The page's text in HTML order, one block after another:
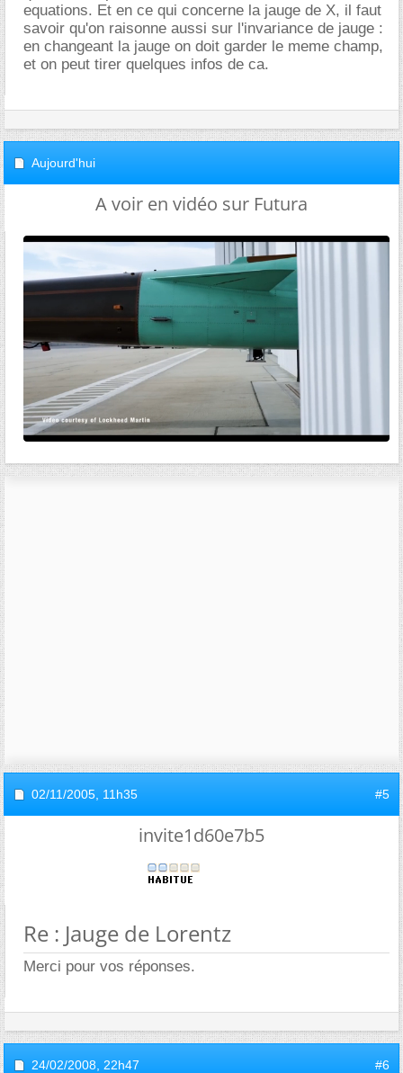
equations. Et en ce qui concerne la jauge de X, il faut
savoir qu'on raisonne aussi sur l'invariance de jauge :
en changeant la jauge on doit garder le meme champ,
et on peut tirer quelques infos de ca.
Aujourd'hui
A voir en vidéo sur Futura
02/11/2005, 11h35 #5
invite1d60e7b5
Re : Jauge de Lorentz
Merci pour vos réponses.
24/02/2008, 22h47 #6